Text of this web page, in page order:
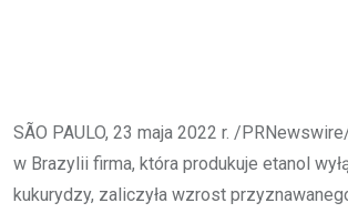
SÃO PAULO, 23 maja 2022 r. /
w Brazylii firma, która produkuje etanol
kukurydzy, zaliczyła wzrost